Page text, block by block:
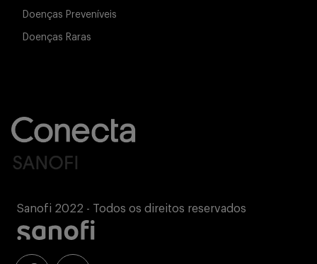
Doenças Preveníveis
Doenças Raras
Sanofi 2022 - Todos os direitos reservados